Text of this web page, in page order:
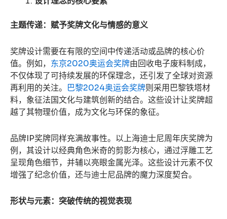
主题传递：赋予奖牌文化与情感的意义
奖牌设计需要在有限的空间中传递活动或品牌的核心价
值。例如， 东京2020奥运会奖牌由回收电子废料制成，
不仅体现了可持续发展的环保理念，还引发了全球对资源
再利用的关注。 巴黎2024奥运会奖牌则采用巴黎铁塔材
料，象征法国文化与建筑创新的结合。这些设计让奖牌超
越了其物理价值，成为文化与环保的象征。
品牌IP奖牌同样充满故事性。以上海迪士尼周年庆奖牌为
例，其设计以经典角色米奇的剪影为核心，通过浮雕工艺
呈现角色细节，并辅以亮眼金属光泽。这些设计元素不仅
增强了纪念价值，还与迪士尼品牌的魔力深度契合。
形状与元素：突破传统的视觉表现